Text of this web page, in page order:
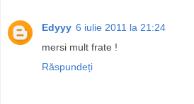
Edyyy 6 iulie 2011 la 21:24
mersi mult frate !
Răspundeți